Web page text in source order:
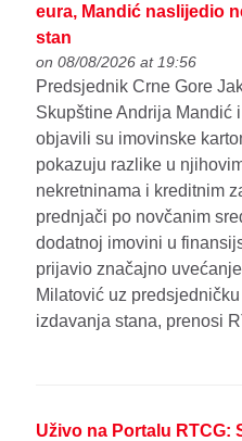
eura, Mandić naslijedio
stan
on 08/08/2026 at 19:56
Predsjednik Crne Gore
Skupštine Andrija Mandić
objavili su imovinske
pokazuju razlike u
nekretninama i kreditnim
prednjači po novčanim
dodatnoj imovini u
prijavio značajno
Milatović uz
izdavanja stana, prenosi
Uživo na Portalu RTCG: